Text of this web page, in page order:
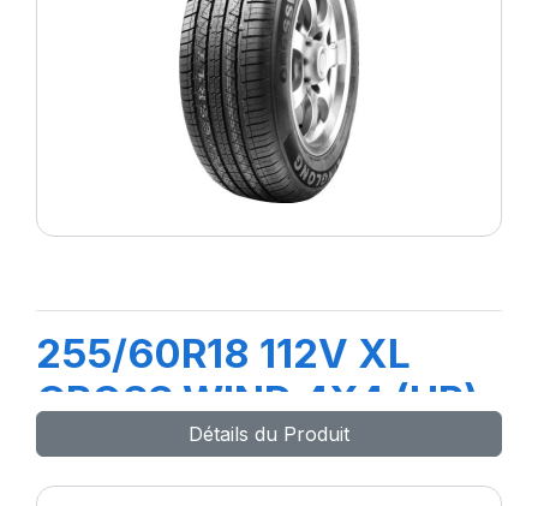
255/60R18 112V XL
CROSS WIND 4X4 (HP)
Détails du Produit